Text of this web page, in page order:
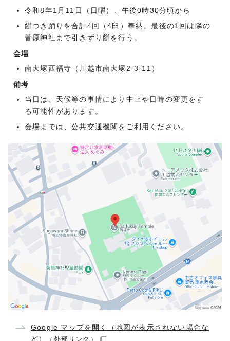
令和8年1月11日（日曜）、午後0時30分頃から
餅つき踊りを合計4回（4臼）奉納。最後の1回は隣の
菅原神社まで引きずり餅を行う。
会場
南大塚西福寺（川越市南大塚2-3-11）
備考
当日は、天候等の事情により中止や日時の変更をす
る可能性があります。
会場までは、公共交通機関をご利用ください。
Google マップを開く（地図が表示されない場合な
ど）
（外部リンク）